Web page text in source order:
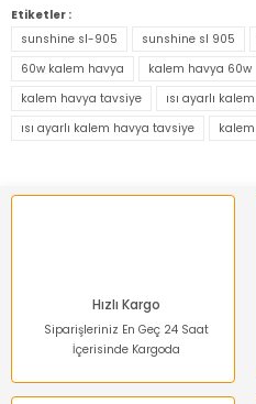
konularda yetersiz gördüğünüz
kullanarak tarafımıza
Ürün resmi kalitesiz, bozuk
Ürün açıklamasında eksik
Ürün fiyatı diğer sitelerden
Etiketler :
sunshine sl-905
sunshine sl 905
60w kalem havya
kalem havya 60w
kalem havya tavsiye
ısı ayarlı
ısı ayarlı kalem havya tavsiye
Hızlı Kargo
Siparişleriniz En Geç 24 Saat
İçerisinde Kargoda